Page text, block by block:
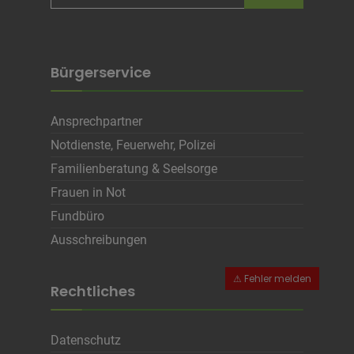
Bürgerservice
Ansprechpartner
Notdienste, Feuerwehr, Polizei
Familienberatung & Seelsorge
Frauen in Not
Fundbüro
Ausschreibungen
Rechtliches
Datenschutz